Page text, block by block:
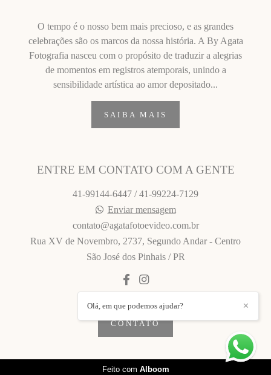
O tempo é o nosso bem mais precioso, e as grandes
celebrações são os marcos da nossa história. A By Agata
Fotografia nasceu com o propósito de traduzir a alegrias
de momentos em registros atemporais, unindo a
sensibilidade artística ao amor depositado...
SAIBA MAIS
ENTRE EM CONTATO COM A GENTE
41-99144-6447 / 41-99224-7129
Enviar mensagem
contato@agatafotoevideo.com.br
Rua XV de Novembro, 2737, Segundo Andar - Centro
São José dos Pinhais / PR
CONTATO
✕
Olá, em que podemos ajudar?
Feito com Alboom